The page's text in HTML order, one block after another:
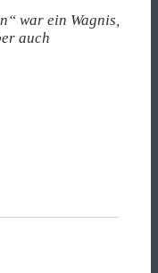
war ein Wagnis,
auch